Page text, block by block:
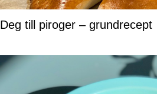
Deg till piroger – grundrecept